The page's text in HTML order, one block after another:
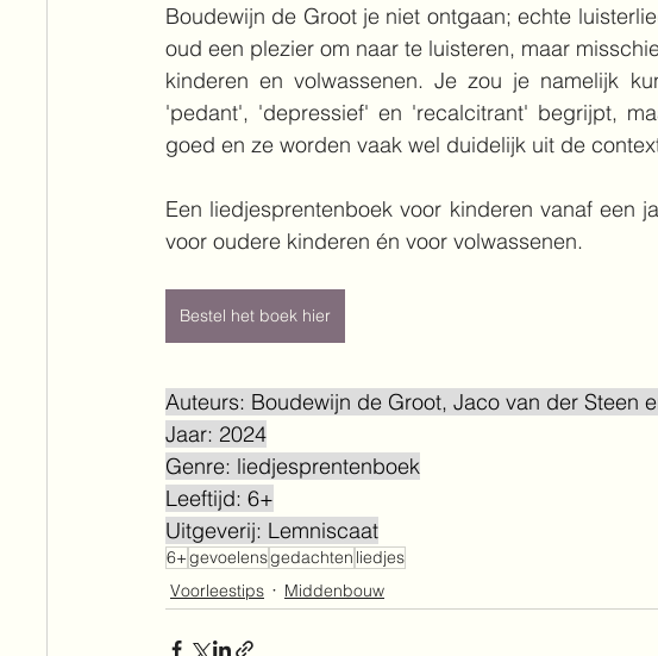
Boudewijn de Groot je niet ontgaan; echte
oud een plezier om naar te luisteren, maar
kinderen en volwassenen. Je zou je namelijk
'pedant', 'depressief' en 'recalcitrant' begrijpt,
goed en ze worden vaak wel duidelijk uit de
Een liedjesprentenboek voor kinderen vanaf een
voor oudere kinderen én voor volwassenen.
Bestel het boek hier
Auteurs: Boudewijn de Groot, Jaco van der Steen
Jaar: 2024
Genre: liedjesprentenboek
Leeftijd: 6+
Uitgeverij: Lemniscaat
6+gevoelensgedachten liedjes
Voorleestips
Middenbouw